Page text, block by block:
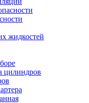
жидкостей
цилиндров